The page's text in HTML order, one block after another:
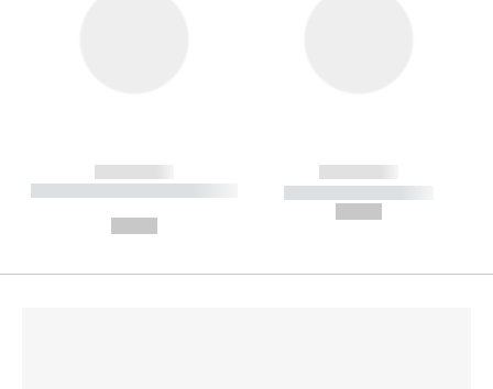
------------
----------- ----------- --------
------------
----------- -----------